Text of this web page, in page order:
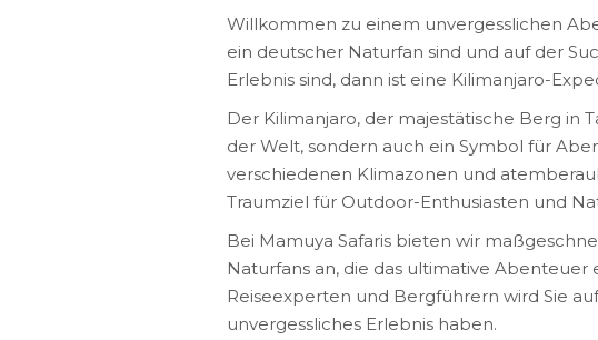
Willkommen zu einem unvergesslichen
ein deutscher Naturfan sind und auf der
Erlebnis sind, dann ist eine Kilimanjaro-
Der Kilimanjaro, der majestätische Berg in
der Welt, sondern auch ein Symbol für
verschiedenen Klimazonen und
Traumziel für Outdoor-Enthusiasten und
Bei Mamuya Safaris bieten wir
Naturfans an, die das ultimative
Reiseexperten und Bergführern wird Sie
unvergessliches Erlebnis haben.